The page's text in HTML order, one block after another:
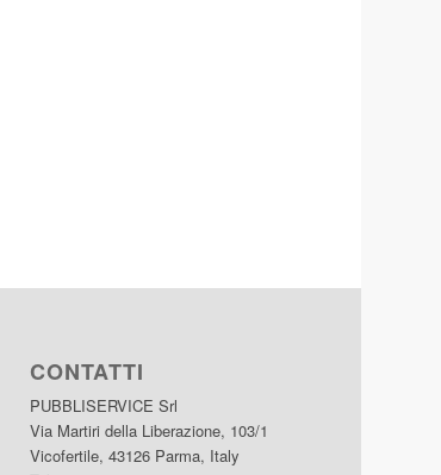
CONTATTI
PUBBLISERVICE Srl
Via Martiri della Liberazione, 103/1
Vicofertile, 43126 Parma, Italy